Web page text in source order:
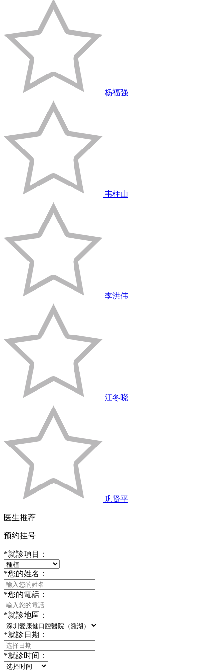
杨福强
韦柱山
李洪伟
江冬晓
巩贤平
医生推荐
预约挂号
*就診項目：
*您的姓名：
*您的電話：
*就診地區：
*就診日期：
*就診时间：